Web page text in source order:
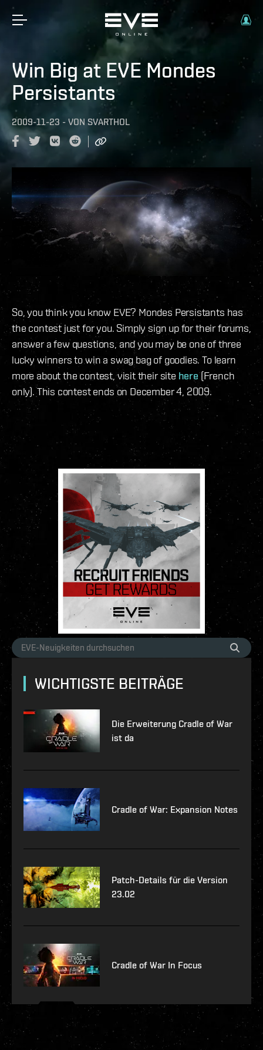
Win Big at EVE Mondes
Persistants
2009-11-23 - VON SVARTHOL
So, you think you know EVE? Mondes Persistants has
the contest just for you. Simply sign up for their forums,
answer a few questions, and you may be one of three
lucky winners to win a swag bag of goodies. To learn
more about the contest, visit their site here(French
only). This contest ends on December 4, 2009.
WICHTIGSTE BEITRÄGE
Die Erweiterung Cradle of War
ist da
Cradle of War: Expansion Notes
Patch-Details für die Version
23.02
Cradle of War In Focus